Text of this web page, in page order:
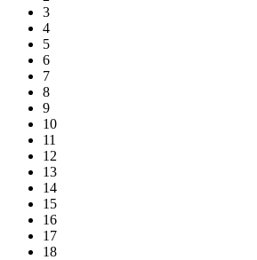
3
4
5
6
7
8
9
10
11
12
13
14
15
16
17
18